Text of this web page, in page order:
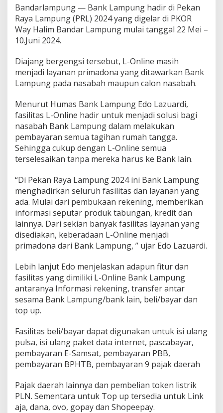
S
e
b
a
i
P
r
i
a
d
n
a
B
k
L
a
m
p
u
n
g
a
d
i
r
d
R
L
2
0
2
Bandarlampung — Bank Lampung hadir di Pekan
Raya Lampung (PRL) 2024 yang digelar di PKOR
Way Halim Bandar Lampung mulai tanggal 22 Mei –
10.Juni 2024.
Diajang bergengsi tersebut, L-Online masih
menjadi layanan primadona yang ditawarkan Bank
Lampung pada nasabah maupun calon nasabah.
Menurut Humas Bank Lampung Edo Lazuardi,
fasilitas L-Online hadir untuk menjadi solusi bagi
nasabah Bank Lampung dalam melakukan
pembayaran semua tagihan rumah tangga.
Sehingga cukup dengan L-Online semua
terselesaikan tanpa mereka harus ke Bank lain.
“Di Pekan Raya Lampung 2024 ini Bank Lampung
menghadirkan seluruh fasilitas dan layanan yang
ada. Mulai dari pembukaan rekening, memberikan
informasi seputar produk tabungan, kredit dan
lainnya. Dari sekian banyak fasilitas layanan yang
disediakan, keberadaan L-Online menjadi
primadona dari Bank Lampung, ” ujar Edo Lazuardi.
Lebih lanjut Edo menjelaskan adapun fitur dan
fasilitas yang dimiliki L-Online Bank Lampung
antaranya Informasi rekening, transfer antar
sesama Bank Lampung/bank lain, beli/bayar dan
top up.
Fasilitas beli/bayar dapat digunakan untuk isi ulang
pulsa, isi ulang paket data internet, pascabayar,
pembayaran E-Samsat, pembayaran PBB,
pembayaran BPHTB, pembayaran 9 pajak daerah
Pajak daerah lainnya dan pembelian token listrik
PLN. Sementara untuk Top up tersedia untuk Link
aja, dana, ovo, gopay dan Shopeepay.